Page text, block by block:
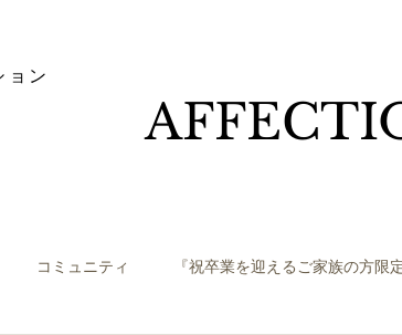
ョン
コミュニティ 『祝卒業を迎えるご家族の方限